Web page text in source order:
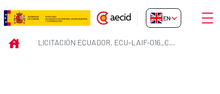
Skip to Main Content
Licitación Ecuador. ECU-LAIF-
EN-GB
INICIO LICITACIÓN ECUADOR. ECU-LAIF-016_CONSULTORIA